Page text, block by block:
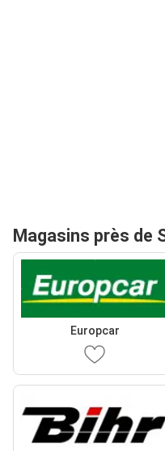
Magasins près de
Europcar